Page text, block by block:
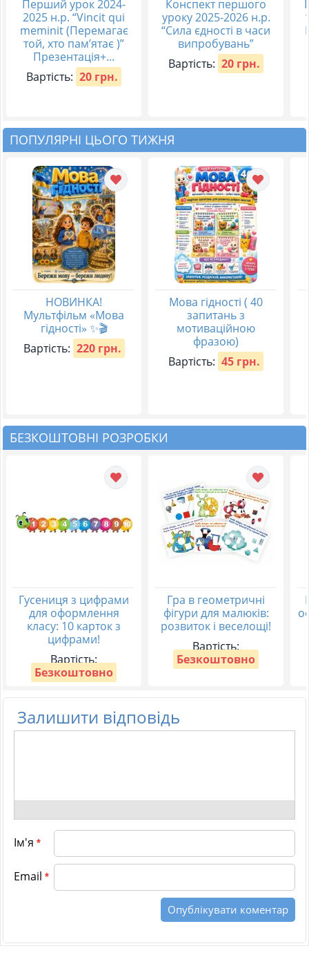
Перший урок 2024-
2025 н.р. “Vincit qui
meminit (Перемагає
той, хто пам’ятає )”
Презентація+...
Вартість: 20 грн.
Конспект першого
уроку 2025-2026 н.р.
“Сила єдності в часи
випробувань”
Вартість: 20 грн.
ПОПУЛЯРНІ ЦЬОГО ТИЖНЯ
НОВИНКА!
Мультфільм «Мова
гідності» ✨🎬
Вартість: 220 грн.
Мова гідності ( 40
запитань з
мотиваційною
фразою)
Вартість: 45 грн.
БЕЗКОШТОВНІ РОЗРОБКИ
Гусениця з цифрами
для оформлення
класу: 10 карток з
цифрами!
Вартість:
Безкоштовно
Гра в геометричні
фігури для малюків:
розвиток і веселощі!
Вартість:
Безкоштовно
Залишити відповідь
Ім'я *
Email *